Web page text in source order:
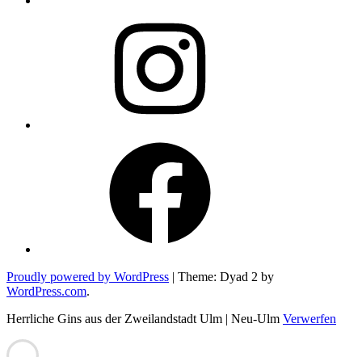
Proudly powered by WordPress | Theme: Dyad 2 by
WordPress.com.
Herrliche Gins aus der Zweilandstadt Ulm | Neu-Ulm Verwerfen